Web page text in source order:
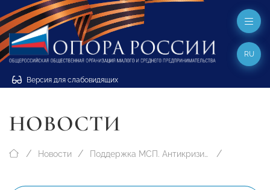
Версия для слабовидящих
RU
НОВОСТИ
Новости Поддержка МСП. Антикризисные меры